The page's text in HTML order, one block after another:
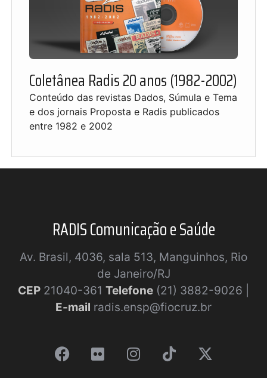
Coletânea Radis 20 anos (1982-2002)
Conteúdo das revistas Dados, Súmula e Tema
e dos jornais Proposta e Radis publicados
entre 1982 e 2002
RADIS Comunicação e Saúde
Av. Brasil, 4036, sala 513, Manguinhos, Rio
de Janeiro/RJ
CEP 21040-361 Telefone (21) 3882-9026 |
E-mail radis.ensp@fiocruz.br